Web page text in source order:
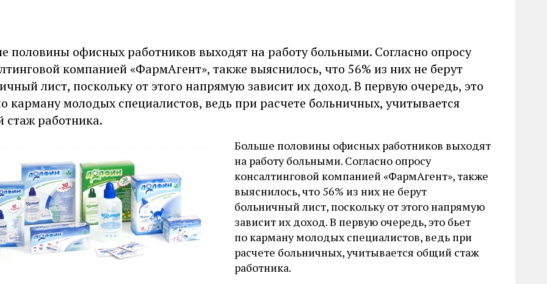
половины офисных работников выходят на работу больными. Согласно опросу
компанией «ФармАгент», также выяснилось, что 56% из них не берут
лист, поскольку от этого напрямую зависит их доход. В первую очередь, это
карману молодых специалистов, ведь при расчете больничных, учитывается
стаж работника.
Больше половины офисных работников выходят
на работу больными. Согласно опросу
консалтинговой компанией «ФармАгент», также
выяснилось, что 56% из них не берут
больничный лист, поскольку от этого напрямую
зависит их доход. В первую очередь, это бьет
по карману молодых специалистов, ведь при
расчете больничных, учитывается общий стаж
работника.